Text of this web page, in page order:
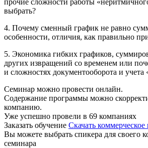
выбрать?
4. Почему сменный график не равно
особенности, отличия, как правильно
5. Экономика гибких графиков,
других извращений со временем или
и сложностях документооборота и учета
Семинар можно провести онлайн.
Содержание программы можно
компанию.
Уже успешно провели в 69 компаниях
Заказать обучение Скачать
Вы можете выбрать спикера для своего
семинара